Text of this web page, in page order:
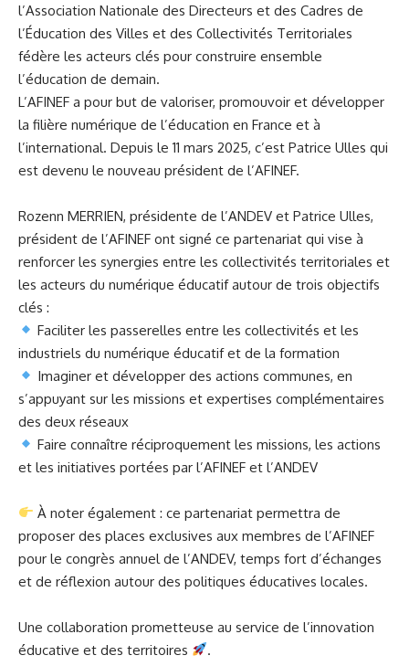
l’Association Nationale des Directeurs et des Cadres de
l’Éducation des Villes et des Collectivités Territoriales
fédère les acteurs clés pour construire ensemble
l’éducation de demain.
L’AFINEF a pour but de valoriser, promouvoir et développer
la filière numérique de l’éducation en France et à
l’international. Depuis le 11 mars 2025, c’est Patrice Ulles qui
est devenu le nouveau président de l’AFINEF.
Rozenn MERRIEN, présidente de l’ANDEV et Patrice Ulles,
président de l’AFINEF ont signé ce partenariat qui vise à
renforcer les synergies entre les collectivités territoriales et
les acteurs du numérique éducatif autour de trois objectifs
clés :
Faciliter les passerelles entre les collectivités et les
industriels du numérique éducatif et de la formation
Imaginer et développer des actions communes, en
s’appuyant sur les missions et expertises complémentaires
des deux réseaux
Faire connaître réciproquement les missions, les actions
et les initiatives portées par l’AFINEF et l’ANDEV
À noter également : ce partenariat permettra de
proposer des places exclusives aux membres de l’AFINEF
pour le congrès annuel de l’ANDEV, temps fort d’échanges
et de réflexion autour des politiques éducatives locales.
Une collaboration prometteuse au service de l’innovation
éducative et des territoires
.